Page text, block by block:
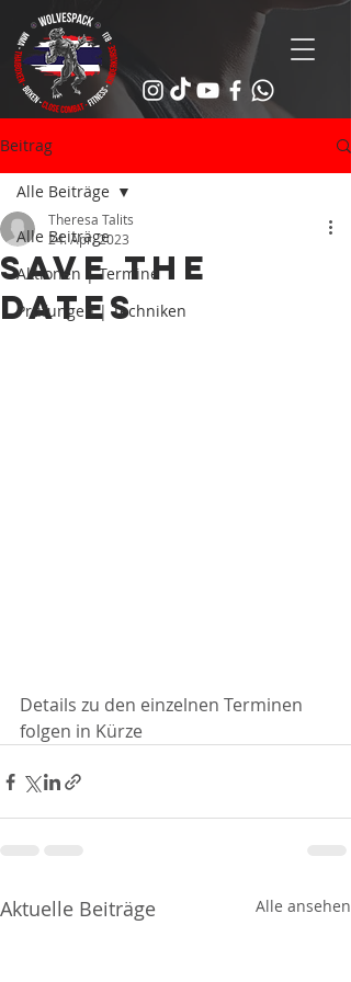
Beitrag
Alle Beiträge
Aktionen | Termine
Prüfungen | Techniken
Alle Beiträge
Save the
dates
Theresa Talits
24. Apr. 2023
Details zu den einzelnen Terminen
folgen in Kürze
Aktuelle Beiträge Alle ansehen